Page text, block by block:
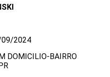
2024
DOMICILIO-BAIRRO